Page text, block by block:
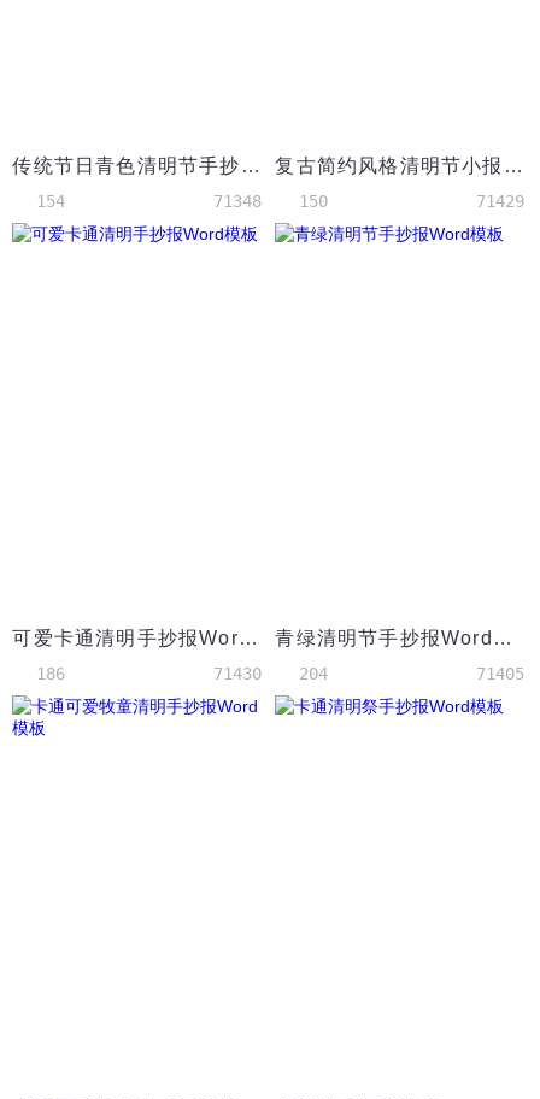
传统节日青色清明节手抄报Word模板
154 71348
复古简约风格清明节小报Word模板
150 71429
可爱卡通清明手抄报Word模板
186 71430
青绿清明节手抄报Word模板
204 71405